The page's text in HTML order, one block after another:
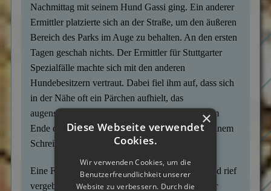
Nachmittag mit seinem Hund Gassi ging. Ein anderer
Ermittler platzierte sich an der Straße, um den äußeren
Bereich des Parks im Auge zu behalten. An den ersten
Tagen geschah nichts. Der Ermittler für Stuttgarter
Spezialfälle machte sich mit den anderen
Hundebesitzern vertraut. Dabei fiel ihm auf, dass sich
in der Nähe oft ein Pärchen aufhielt, das
augenscheinlich keinen eigenen Hund hatte. Zum
Ende der Woche wurde der Detektiv dann von einem
Schrei aufgeschreckt.
Eine Frau stand weinend auf der Hundewiese und rief
vergeblich nach ihrem Vierbeiner. Sofort eilte der
×
Diese Webseite verwendet
Cookies.
Wir verwenden Cookies, um die
Benutzerfreundlichkeit unserer
Website zu verbessern. Durch die